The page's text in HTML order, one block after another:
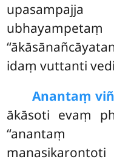
upasampajja
idaṃ vuttanti
Anantaṃ
ākāsoti evaṃ
‘‘anantaṃ